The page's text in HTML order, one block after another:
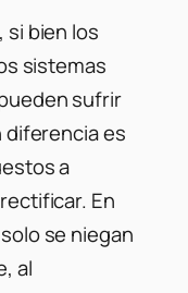
si bien los
sistemas
sufrir
diferencia es
a
En
se niegan
al